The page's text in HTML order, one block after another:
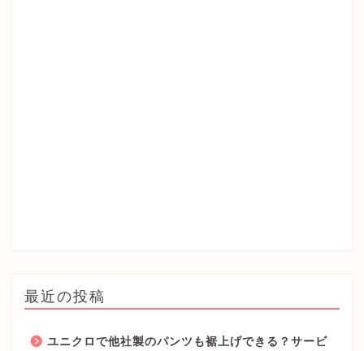
最近の投稿
ユニクロで他社製のパンツも裾上げできる？サービ